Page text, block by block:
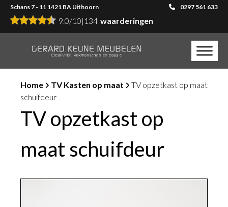
Schans 7 - 11 1421 BA Uithoorn 0297 561 633
9.0/10| 134 waarderingen
Home TV Kasten op maat
TV opzetkast op maat
schuifdeur
TV opzetkast op
maat schuifdeur